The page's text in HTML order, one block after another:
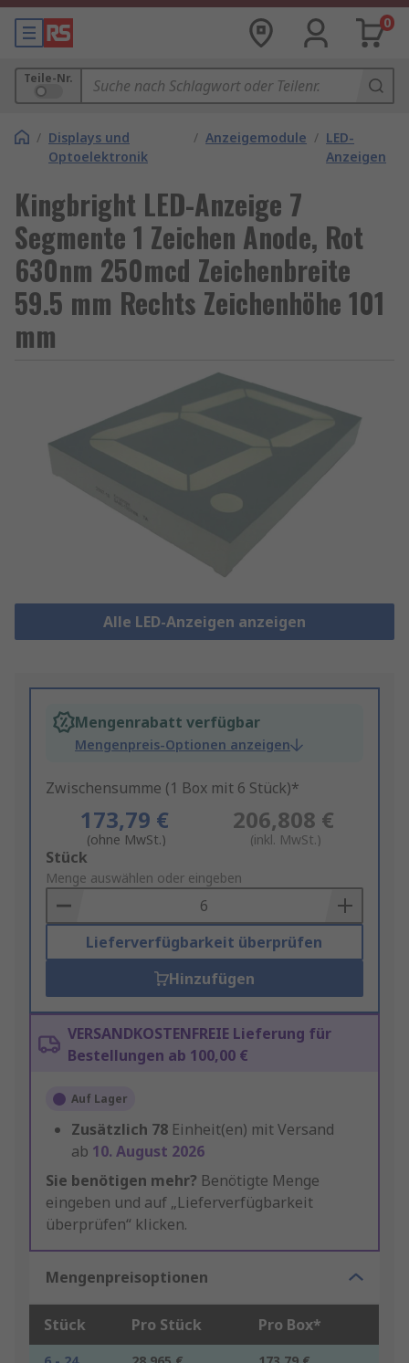
0
Teile-Nr.
/ Displays und
Optoelektronik
/ Anzeigemodule / LED-
Anzeigen
Kingbright LED-Anzeige 7
Segmente 1 Zeichen Anode, Rot
630nm 250mcd Zeichenbreite
59.5 mm Rechts Zeichenhöhe 101
mm
Alle LED-Anzeigen anzeigen
Mengenrabatt verfügbar
Mengenpreis-Optionen anzeigen
Zwischensumme (1 Box mit 6 Stück)*
173,79 €
(ohne MwSt.)
206,808 €
(inkl. MwSt.)
Add
to
Basket
Stück
Menge auswählen oder eingeben
Lieferverfügbarkeit überprüfen
Hinzufügen
VERSANDKOSTENFREIE Lieferung für
Bestellungen ab 100,00 €
Auf Lager
Zusätzlich 78 Einheit(en) mit Versand
ab 10. August 2026
Sie benötigen mehr? Benötigte Menge
eingeben und auf „Lieferverfügbarkeit
überprüfen“ klicken.
Mengenpreisoptionen
Stück Pro Stück Pro Box*